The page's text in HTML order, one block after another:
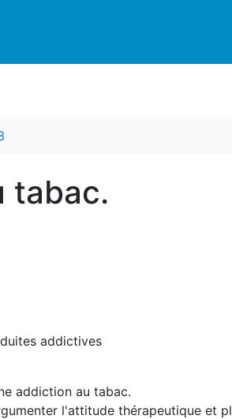
tabac.
addictives
addiction au tabac.
l'attitude thérapeutique et